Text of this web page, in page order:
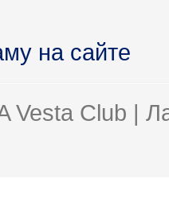
на сайте
Vesta Club |